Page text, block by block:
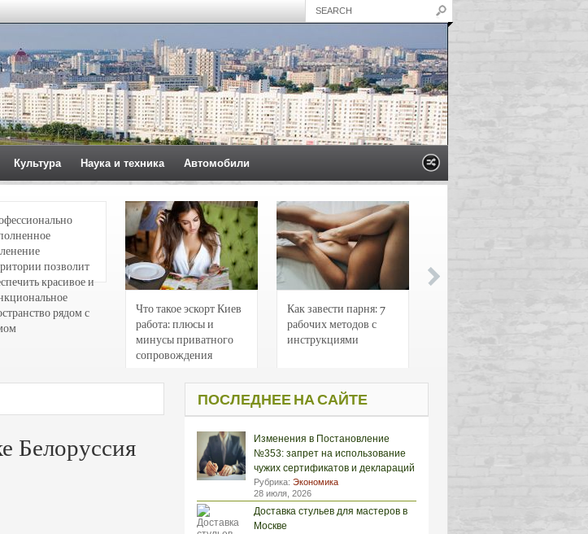
Культура Наука и техника Автомобили
позволит
красивое и
рядом с
Что такое эскорт Киев
работа: плюсы и
минусы приватного
сопровождения
Как завести парня: 7
рабочих методов с
инструкциями
Белоруссия
ПОСЛЕДНЕЕ НА САЙТЕ
Изменения в Постановление
№353: запрет на использование
чужих сертификатов и деклараций
Рубрика: Экономика
28 июля, 2026
Доставка стульев для мастеров в
Москве